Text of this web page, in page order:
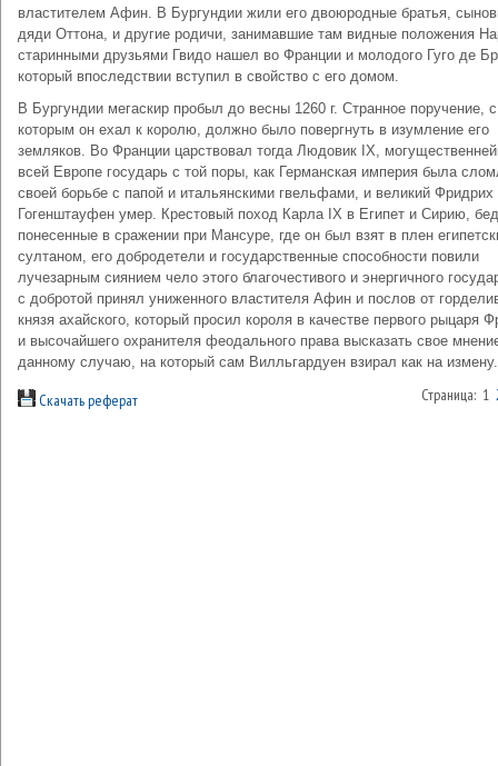
властителем Афин. В Бургундии жили его двоюродные братья,
дяди Оттона, и другие родичи, занимавшие там видные положения
старинными друзьями Гвидо нашел во Франции и молодого Гуго де
который впоследствии вступил в свойство с его домом.
В Бургундии мегаскир пробыл до весны 1260 г. Странное поручение, с
которым он ехал к королю, должно было повергнуть в изумление его
земляков. Во Франции царствовал тогда Людовик IX,
всей Европе государь с той поры, как Германская империя была
своей борьбе с папой и итальянскими гвельфами, и великий Фридрих
Гогенштауфен умер. Крестовый поход Карла IX в Египет и Сирию,
понесенные в сражении при Мансуре, где он был взят в плен
султаном, его добродетели и государственные способности повили
лучезарным сиянием чело этого благочестивого и энергичного
с добротой принял униженного властителя Афин и послов от
князя ахайского, который просил короля в качестве первого рыцаря
и высочайшего охранителя феодального права высказать свое
данному случаю, на который сам Вилльгардуен взирал как на измену.
Скачать реферат Страница: 1